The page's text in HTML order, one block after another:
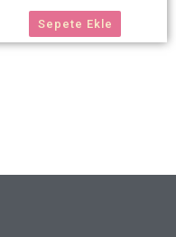
Sepete Ekle